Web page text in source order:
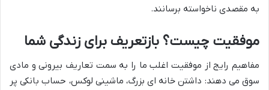
به مقصدی ناخواسته برسانند.
موفقیت چیست؟ بازتعریف برای زندگی شما
مفاهیم رایج از موفقیت اغلب ما را به سمت تعاریف بیرونی و مادی
سوق می دهند: داشتن خانه ای بزرگ، ماشینی لوکس، حساب بانکی پر